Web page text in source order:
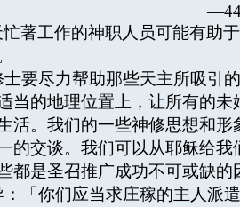
著工作的神职人员可能有助
要尽力帮助那些天主所吸引
当的地理位置上，让所有的
活。我们的一些神修思想和
的交谈。我们可以从耶稣给
是圣召推广成功不可或缺的
「你们应当求庄稼的主人派